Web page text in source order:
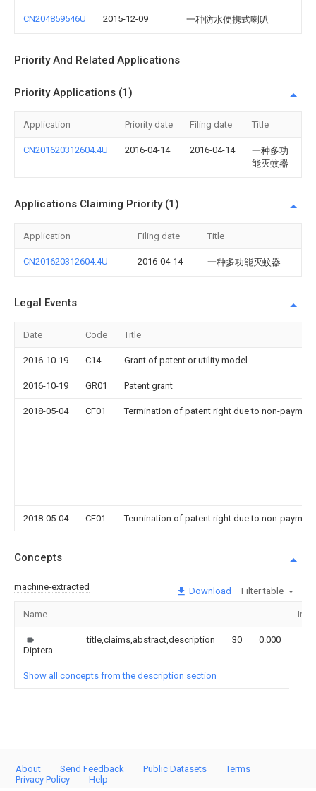
CN204859546U 2015-12-09 一种防水便携式喇叭
Priority And Related Applications
Priority Applications (1)
Application Priority date Filing date Title
CN201620312604.4U 2016-04-14 2016-04-14
一种多功
能灭蚊器
Applications Claiming Priority (1)
Application Filing date Title
CN201620312604.4U 2016-04-14 一种多功能灭蚊器
Legal Events
Date Code Title
2016-10-19 C14 Grant of patent or utility model
2016-10-19 GR01 Patent grant
2018-05-04 CF01 Termination of patent right due to non-
2018-05-04 CF01 Termination of patent right due to non-
Concepts
machine-extracted Download Filter table
Name
Diptera
title,claims,abstract,description 30 0.000
Show all concepts from the description section
About Send Feedback Public Datasets
Terms
Privacy Policy
Help